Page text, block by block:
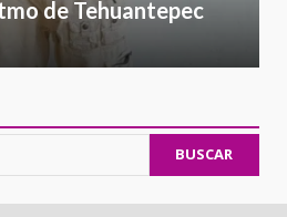
de Tehuantepec
BUSCAR